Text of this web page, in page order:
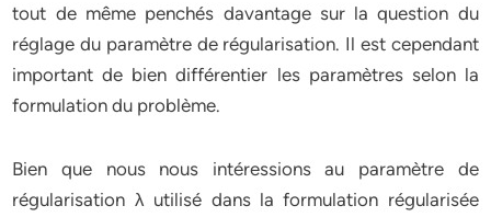
tout de même penchés davantage sur la question du
réglage du paramètre de régularisation. Il est cependant
important de bien différentier les paramètres selon la
formulation du problème.
Bien que nous nous intéressions au paramètre de
régularisation λ utilisé dans la formulation régularisée